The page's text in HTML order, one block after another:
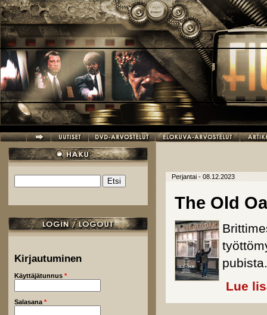
Hyppää pääsisältöön
Hakulomake
Kirjautuminen
Käyttäjätunnus *
Salasana *
Perjantai - 08.12.2023
The Old
pubista.
Lue